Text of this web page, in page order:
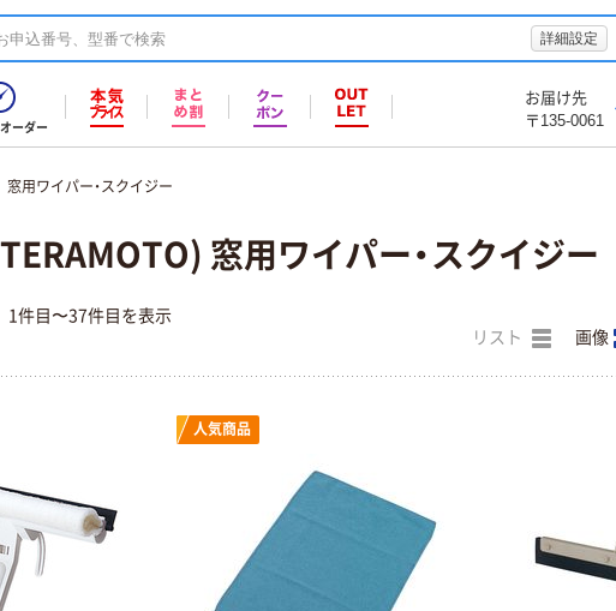
詳細設定
ーダー
お届け先
〒135-0061
窓用ワイパー・スクイジー
窓用ワイパー・スクイジー
1件目〜37件目を表示
リスト 画像
人気商品